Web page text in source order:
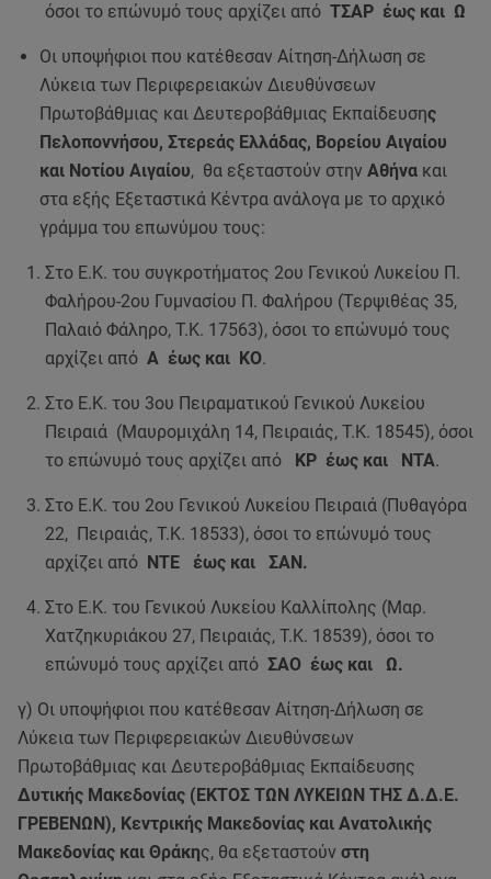
όσοι το επώνυμό τους αρχίζει από ΤΣΑΡ έως και Ω
Οι υποψήφιοι που κατέθεσαν Αίτηση-Δήλωση σε
Λύκεια των Περιφερειακών Διευθύνσεων
Πρωτοβάθμιας και Δευτεροβάθμιας Εκπαίδευσης
Πελοποννήσου, Στερεάς Ελλάδας, Βορείου Αιγαίου
και Νοτίου Αιγαίου, θα εξεταστούν στην Αθήνα και
στα εξής Εξεταστικά Κέντρα ανάλογα με το αρχικό
γράμμα του επωνύμου τους:
Στο Ε.Κ. του συγκροτήματος 2ου Γενικού Λυκείου Π.
Φαλήρου-2ου Γυμνασίου Π. Φαλήρου (Τερψιθέας 35,
Παλαιό Φάληρο, Τ.Κ. 17563), όσοι το επώνυμό τους
αρχίζει από Α έως και ΚΟ.
Στο Ε.Κ. του 3ου Πειραματικού Γενικού Λυκείου
Πειραιά (Μαυρομιχάλη 14, Πειραιάς, Τ.Κ. 18545), όσοι
το επώνυμό τους αρχίζει από ΚΡ έως και ΝΤΑ.
Στο Ε.Κ. του 2ου Γενικού Λυκείου Πειραιά (Πυθαγόρα
22, Πειραιάς, Τ.Κ. 18533), όσοι το επώνυμό τους
αρχίζει από ΝΤΕ έως και ΣΑΝ.
Στο Ε.Κ. του Γενικού Λυκείου Καλλίπολης (Μαρ.
Χατζηκυριάκου 27, Πειραιάς, Τ.Κ. 18539), όσοι το
επώνυμό τους αρχίζει από ΣΑΟ έως και Ω.
γ) Οι υποψήφιοι που κατέθεσαν Αίτηση-Δήλωση σε
Λύκεια των Περιφερειακών Διευθύνσεων
Πρωτοβάθμιας και Δευτεροβάθμιας Εκπαίδευσης
Δυτικής Μακεδονίας (ΕΚΤΟΣ ΤΩΝ ΛΥΚΕΙΩΝ ΤΗΣ Δ.Δ.Ε.
ΓΡΕΒΕΝΩΝ), Κεντρικής Μακεδονίας και Ανατολικής
Μακεδονίας και Θράκης, θα εξεταστούν στη